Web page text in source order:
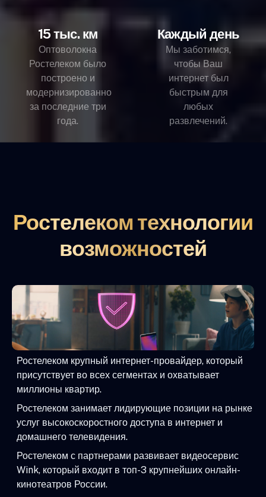
15 тыс. км
Оптоволокна
Ростелеком было
построено и
модернизированно
за последние три
года.
Каждый день
Мы заботимся,
чтобы Ваш
интернет был
быстрым для
любых
развлечений.
Ростелеком технологии
возможностей
Ростелеком крупный интернет-провайдер, который
присутствует во всех сегментах и охватывает
миллионы квартир.
Ростелеком занимает лидирующие позиции на рынке
услуг высокоскоростного доступа в интернет и
домашнего телевидения.
Ростелеком с партнерами развивает видеосервис
Wink, который входит в топ-3 крупнейших онлайн-
кинотеатров России.